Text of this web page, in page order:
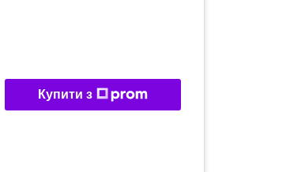
Купити з